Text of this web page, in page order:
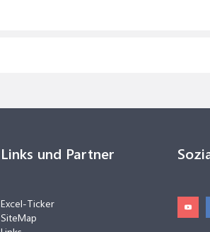
Links und Partner
Excel-Ticker
SiteMap